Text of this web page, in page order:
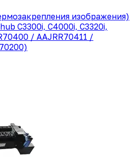
изображения)
C3300i, C4000i, C3320i,
/ AAJRR70411 /